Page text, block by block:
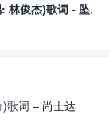
林俊杰)歌词 - 坠.
歌词 – 尚士达